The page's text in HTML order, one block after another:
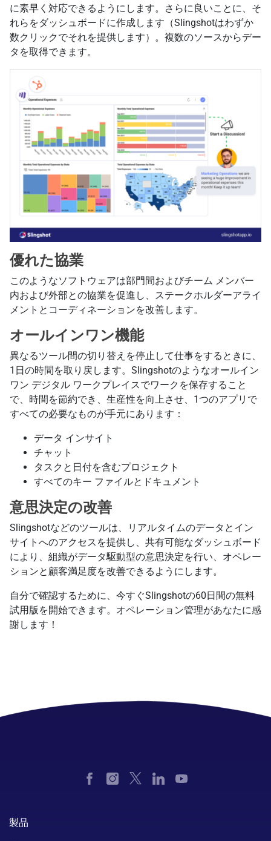
に素早く対応できるようにします。さらに良いことに、そ
れらをダッシュボードに作成します（Slingshotはわずか
数クリックでそれを提供します）。複数のソースからデー
タを取得できます。
優れた協業
このようなソフトウェアは部門間およびチーム メンバー
内および外部との協業を促進し、ステークホルダーアライ
メントとコーディネーションを改善します。
オールインワン機能
異なるツール間の切り替えを停止して仕事をするときに、
1日の時間を取り戻します。Slingshotのようなオールイン
ワン デジタル ワークプレイスでワークを保存すること
で、時間を節約でき、生産性を向上させ、1つのアプリで
すべての必要なものが手元にあります：
データ インサイト
チャット
タスクと日付を含むプロジェクト
すべてのキー ファイルとドキュメント
意思決定の改善
Slingshotなどのツールは、リアルタイムのデータとイン
サイトへのアクセスを提供し、共有可能なダッシュボード
により、組織がデータ駆動型の意思決定を行い、オペレー
ションと顧客満足度を改善できるようにします。
自分で確認するために、今すぐSlingshotの60日間の無料
試用版を開始できます。オペレーション管理があなたに感
謝します！
製品